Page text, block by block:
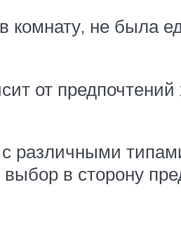
комнату, не была
от предпочтений
различными
в сторону